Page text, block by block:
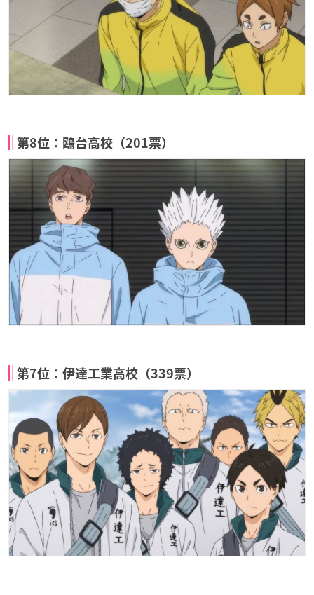
第8位：鴎台高校（201票）
第7位：伊達工業高校（339票）